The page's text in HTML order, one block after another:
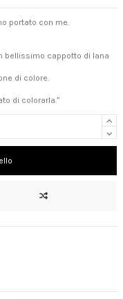
portato con me.
bellissimo cappotto di lana
di colore.
di colorarla.”